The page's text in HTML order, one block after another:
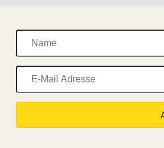
Name
E-
Mail
Adresse